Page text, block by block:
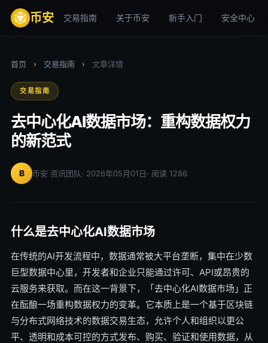
币安 交易指南 关于币安 新手入门 安全中心
首页 › 交易指南 › 文章详情
交易指南
去中心化AI数据市场：重构数据权力
的新范式
B 币安 资讯团队· 2026年05月01日· 阅读 1286
什么是去中心化AI数据市场
在传统的AI开发流程中，数据通常被大平台垄断，集中在少数
巨型数据中心里，开发者和企业只能通过许可、API或昂贵的
云服务来获取。而在这一背景下，「去中心化AI数据市场」正
在酝酿一场重构数据权力的变革。它本质上是一个基于区块链
与分布式网络技术的数据交易生态，允许个人和组织以更公
平、透明和成本可控的方式发布、购买、验证和使用数据，从